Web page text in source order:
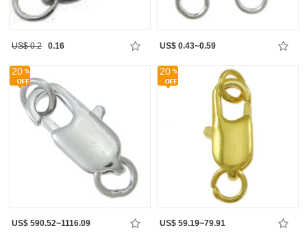
US$ 0.2 0.16 US$ 0.43~0.59
20
US$ 590.52~1116.09
20
US$ 59.19~79.91